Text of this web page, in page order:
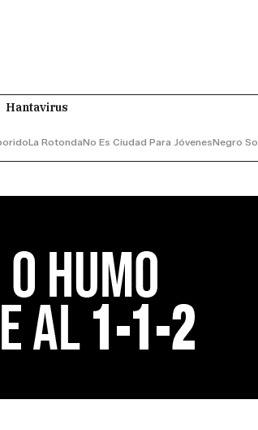
Hantavirus
La RotondaNo Es Ciudad Para JóvenesNegro